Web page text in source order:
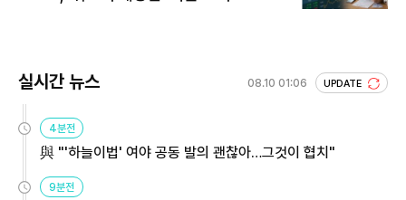
실시간 뉴스 08.10 01:06 UPDATE
4분전
與 "'하늘이법' 여야 공동 발의 괜찮아…그것이 협치"
9분전